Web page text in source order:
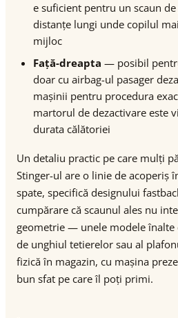
e suficient pentru un scaun
distanțe lungi unde copilul
mijloc
Față-dreapta — posibil
doar cu airbag-ul pasager
mașinii pentru procedura
martorul de dezactivare este
durata călătoriei
Un detaliu practic pe care mulți
Stinger-ul are o linie de acoperiș
spate, specifică designului
cumpărare că scaunul ales nu
geometrie — unele modele
de unghiul tetierelor sau al
fizică în magazin, cu mașina
bun sfat pe care îl poți primi.